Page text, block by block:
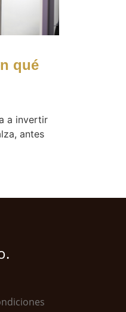
qué
a invertir
antes